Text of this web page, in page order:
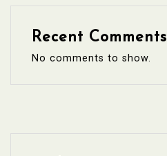
Recent Comments
No comments to show.